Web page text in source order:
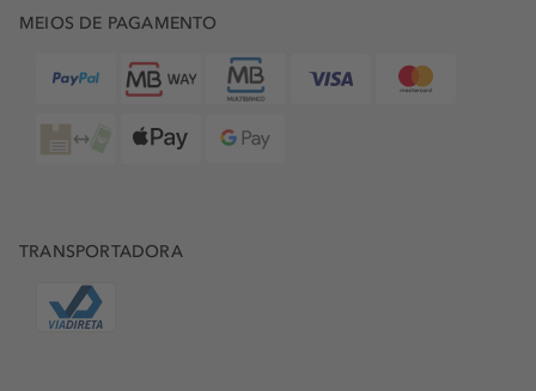
MEIOS DE PAGAMENTO
TRANSPORTADORA